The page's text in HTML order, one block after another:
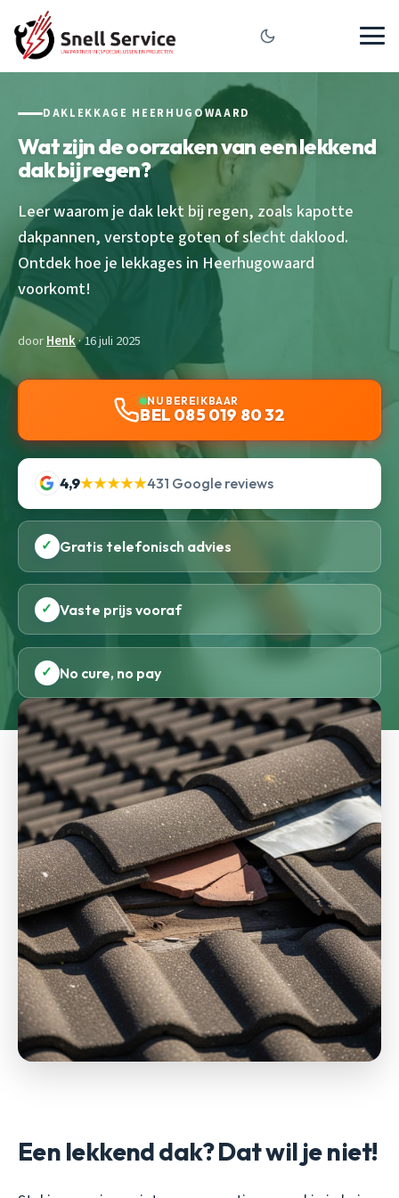
DAKLEKKAGE HEERHUGOWAARD
Wat zijn de oorzaken van een lekkend
dak bij regen?
Leer waarom je dak lekt bij regen, zoals kapotte
dakpannen, verstopte goten of slecht daklood.
Ontdek hoe je lekkages in Heerhugowaard
voorkomt!
doorHenk· 16 juli 2025
NU BEREIKBAAR
BEL 085 019 80 32
4,9★★★★★431 Google reviews
✓ Gratis telefonisch advies
✓ Vaste prijs vooraf
✓ No cure, no pay
Een lekkend dak? Dat wil je niet!